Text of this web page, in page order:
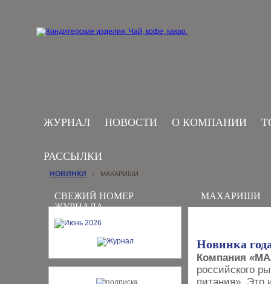
ЖУРНАЛ НОВОСТИ О КОМПАНИИ
РАССЫЛКИ
СВЕЖИЙ НОМЕР
ЖУРНАЛА
НОВИНКИ › МАХАРИШИ
МАХАРИШИ
Новинка
Компания
российского